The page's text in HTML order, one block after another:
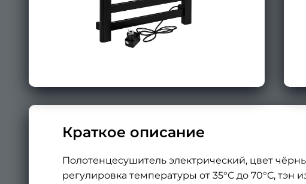
Краткое описание
Полотенцесушитель электрический, цвет
регулировка температуры от 35°С до 70°С,